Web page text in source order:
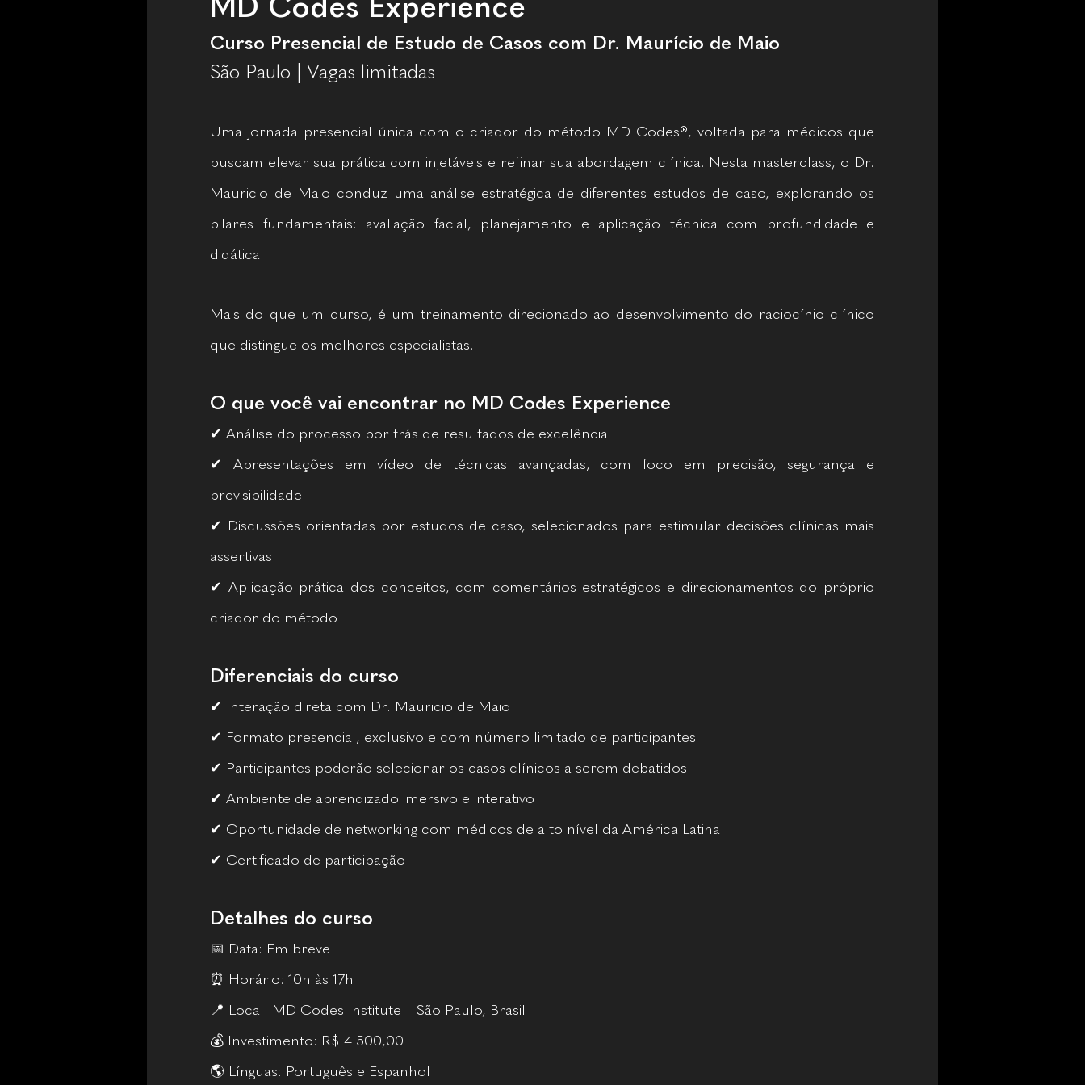
Curso Presencial de Estudo de Casos com Dr. Maurício de Maio
São Paulo | Vagas limitadas
Uma jornada presencial única com o criador do método MD Codes®, voltada para médicos que
buscam elevar sua prática com injetáveis e refinar sua abordagem clínica. Nesta masterclass, o Dr.
Mauricio de Maio conduz uma análise estratégica de diferentes estudos de caso, explorando os
pilares fundamentais: avaliação facial, planejamento e aplicação técnica com profundidade e
didática.
Mais do que um curso, é um treinamento direcionado ao desenvolvimento do raciocínio clínico
que distingue os melhores especialistas.
O que você vai encontrar no MD Codes Experience
✔ Análise do processo por trás de resultados de excelência
✔ Apresentações em vídeo de técnicas avançadas, com foco em precisão, segurança e
previsibilidade
✔ Discussões orientadas por estudos de caso, selecionados para estimular decisões clínicas mais
assertivas
✔ Aplicação prática dos conceitos, com comentários estratégicos e direcionamentos do próprio
criador do método
Diferenciais do curso
✔ Interação direta com Dr. Mauricio de Maio
✔ Formato presencial, exclusivo e com número limitado de participantes
✔ Participantes poderão selecionar os casos clínicos a serem debatidos
✔ Ambiente de aprendizado imersivo e interativo
✔ Oportunidade de networking com médicos de alto nível da América Latina
✔ Certificado de participação
Detalhes do curso
📅 Data: Em breve
⏰ Horário: 10h às 17h
📍 Local: MD Codes Institute – São Paulo, Brasil
💰 Investimento: R$ 4.500,00
🌎 Línguas: Português e Espanhol